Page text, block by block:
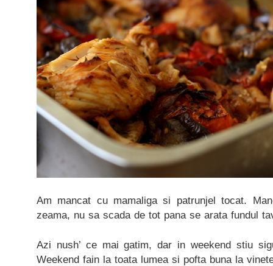
Am mancat cu mamaliga si patrunjel tocat.
zeama, nu sa scada de tot pana se arata fundul
Azi nush’ ce mai gatim, dar in weekend stiu
Weekend fain la toata lumea si pofta buna la